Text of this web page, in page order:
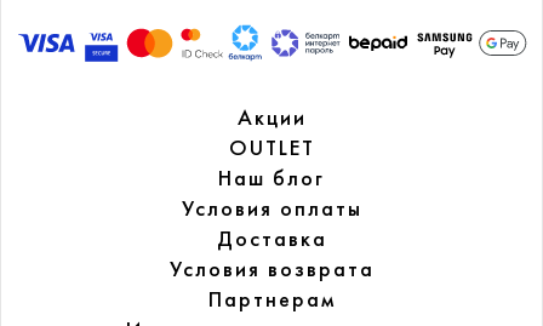
Акции
OUTLET
Наш блог
Условия оплаты
Доставка
Условия возврата
Партнерам